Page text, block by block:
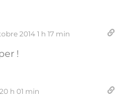
2014 1 h 17 min
!
h 01 min